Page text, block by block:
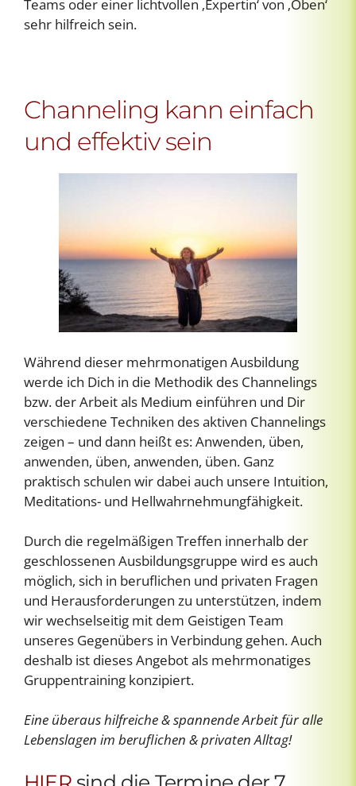
Teams oder einer lichtvollen ‚Expertin‘ von ‚Oben‘
sehr hilfreich sein.
Channeling kann einfach
und effektiv sein
Während dieser mehrmonatigen Ausbildung
werde ich Dich in die Methodik des Channelings
bzw. der Arbeit als Medium einführen und Dir
verschiedene Techniken des aktiven Channelings
zeigen – und dann heißt es: Anwenden, üben,
anwenden, üben, anwenden, üben. Ganz
praktisch schulen wir dabei auch unsere Intuition,
Meditations- und Hellwahrnehmungfähigkeit.
Durch die regelmäßigen Treffen innerhalb der
geschlossenen Ausbildungsgruppe wird es auch
möglich, sich in beruflichen und privaten Fragen
und Herausforderungen zu unterstützen, indem
wir wechselseitig mit dem Geistigen Team
unseres Gegenübers in Verbindung gehen. Auch
deshalb ist dieses Angebot als mehrmonatiges
Gruppentraining konzipiert.
Eine überaus hilfreiche & spannende Arbeit für alle
Lebenslagen im beruflichen & privaten Alltag!